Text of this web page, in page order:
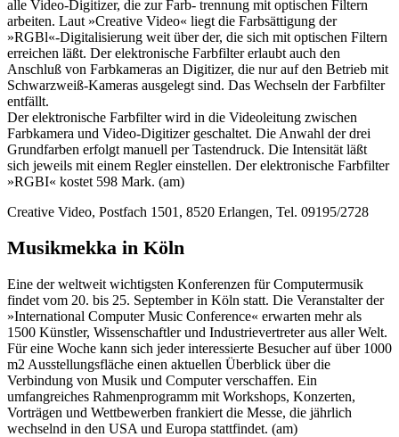
alle Video-Digitizer, die zur Farb- trennung mit optischen Filtern
arbeiten. Laut »Creative Video« liegt die Farbsättigung der
»RGBl«-Digitalisierung weit über der, die sich mit optischen Filtern
erreichen läßt. Der elektronische Farbfilter erlaubt auch den
Anschluß von Farbkameras an Digitizer, die nur auf den Betrieb mit
Schwarzweiß-Kameras ausgelegt sind. Das Wechseln der Farbfilter
entfällt.
Der elektronische Farbfilter wird in die Videoleitung zwischen
Farbkamera und Video-Digitizer geschaltet. Die Anwahl der drei
Grundfarben erfolgt manuell per Tastendruck. Die Intensität läßt
sich jeweils mit einem Regler einstellen. Der elektronische Farbfilter
»RGBI« kostet 598 Mark. (am)
Creative Video, Postfach 1501, 8520 Erlangen, Tel. 09195/2728
Musikmekka in Köln
Eine der weltweit wichtigsten Konferenzen für Computermusik
findet vom 20. bis 25. September in Köln statt. Die Veranstalter der
»International Computer Music Conference« erwarten mehr als
1500 Künstler, Wissenschaftler und Industrievertreter aus aller Welt.
Für eine Woche kann sich jeder interessierte Besucher auf über 1000
m2 Ausstellungsfläche einen aktuellen Überblick über die
Verbindung von Musik und Computer verschaffen. Ein
umfangreiches Rahmenprogramm mit Workshops, Konzerten,
Vorträgen und Wettbewerben frankiert die Messe, die jährlich
wechselnd in den USA und Europa stattfindet. (am)